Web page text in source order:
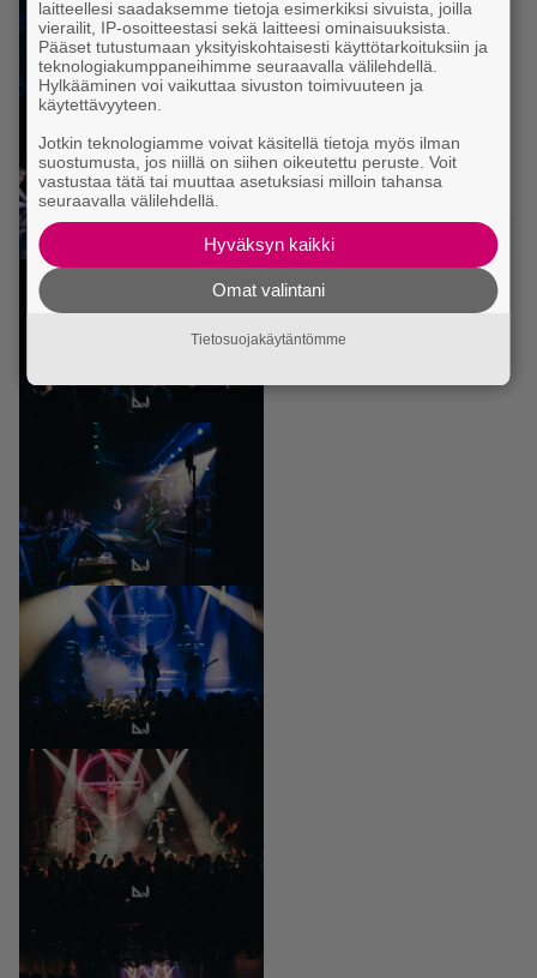
laitteellesi saadaksemme tietoja esimerkiksi sivuista, joilla
vierailit, IP-osoitteestasi sekä laitteesi ominaisuuksista.
Pääset tutustumaan yksityiskohtaisesti käyttötarkoituksiin ja
teknologiakumppaneihimme seuraavalla välilehdellä.
Hylkääminen voi vaikuttaa sivuston toimivuuteen ja
käytettävyyteen.
Jotkin teknologiamme voivat käsitellä tietoja myös ilman
suostumusta, jos niillä on siihen oikeutettu peruste. Voit
vastustaa tätä tai muuttaa asetuksiasi milloin tahansa
seuraavalla välilehdellä.
Hyväksyn kaikki
Omat valintani
Tietosuojakäytäntömme